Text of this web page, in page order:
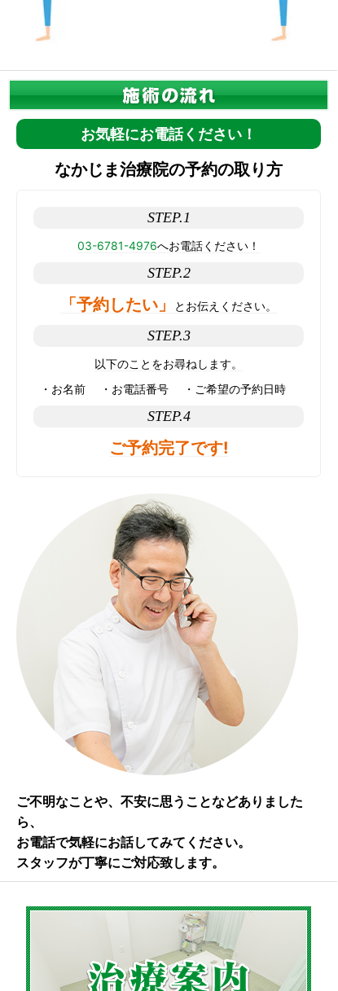
お気軽にお電話ください！
なかじま治療院の予約の取り方
STEP.1
03-6781-4976へお電話ください！
STEP.2
「予約したい」 とお伝えください。
STEP.3
以下のことをお尋ねします。
お名前
お電話番号 ご希望の予約日時
STEP.4
ご予約完了です!
ご不明なことや、不安に思うことなどありました
ら、
お電話で気軽にお話してみてください。
スタッフが丁寧にご対応致します。